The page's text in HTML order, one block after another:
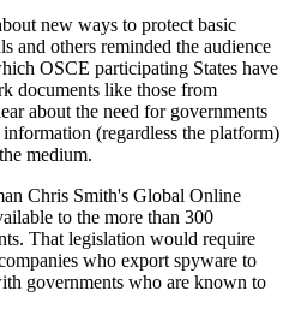
new ways to protect basic
and others reminded the audience
OSCE participating States have
documents like those from
about the need for governments
(regardless the platform)
medium.
Chris Smith's Global Online
to the more than 300
That legislation would require
who export spyware to
governments who are known to